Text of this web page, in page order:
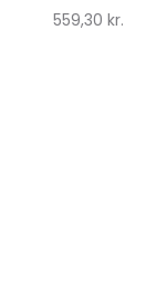
Lykke
559,30 kr.